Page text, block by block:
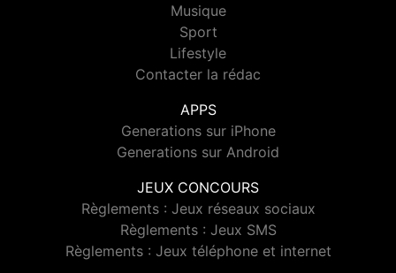
Musique
Sport
Lifestyle
Contacter la rédac
APPS
Generations sur iPhone
Generations sur Android
JEUX CONCOURS
Règlements : Jeux réseaux sociaux
Règlements : Jeux SMS
Règlements : Jeux téléphone et internet